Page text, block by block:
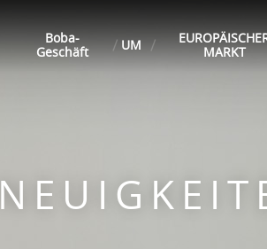
Boba-
Geschäft
UM
MARKT